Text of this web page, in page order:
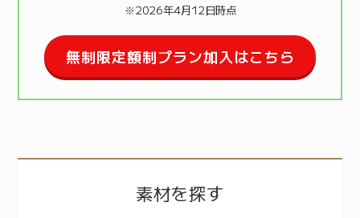
※2026年4月12日時点
無制限定額制プラン加入はこちら
素材を探す